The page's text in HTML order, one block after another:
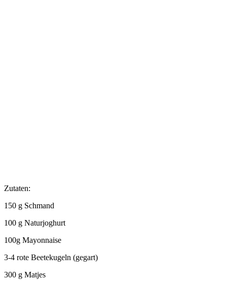
Zutaten:
150 g Schmand
100 g Naturjoghurt
100g Mayonnaise
3-4 rote Beetekugeln (gegart)
300 g Matjes